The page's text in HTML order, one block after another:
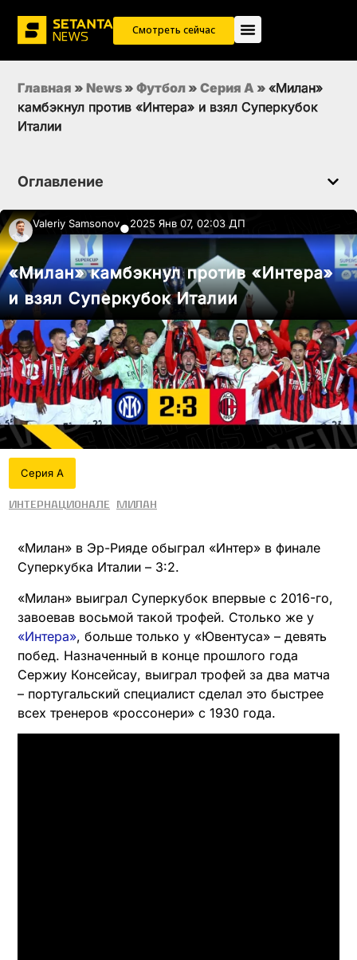
Смотреть сейчас
Главная » News » Футбол » Серия А » «Милан»
камбэкнул против «Интера» и взял Суперкубок
Италии
Оглавление
Valeriy Samsonov●2025 Янв 07, 02:03 ДП
«Милан» камбэкнул против «Интера»
и взял Суперкубок Италии
Серия А
Интернационале Милан
«Милан» в Эр-Рияде обыграл «Интер» в финале
Суперкубка Италии – 3:2.
«Милан» выиграл Суперкубок впервые с 2016-го,
завоевав восьмой такой трофей. Столько же у
«Интера», больше только у «Ювентуса» – девять
побед. Назначенный в конце прошлого года
Сержиу Консейсау, выиграл трофей за два матча
– португальский специалист сделал это быстрее
всех тренеров «россонери» с 1930 года.